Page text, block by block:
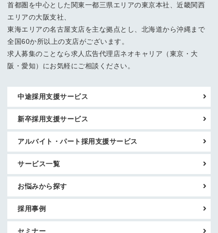
首都圏を中心とした関東一都三県エリアの東京本社、近畿関西
エリアの大阪支社、
東海エリアの名古屋支店を主な拠点とし、北海道から沖縄まで
全国60か所以上の支店がございます。
求人募集のことなら求人広告代理店ネオキャリア（東京・大
阪・愛知）にお気軽にご相談ください。
中途採用支援サービス
新卒採用支援サービス
アルバイト・パート採用支援サービス
サービス一覧
お悩みから探す
採用事例
セミナー